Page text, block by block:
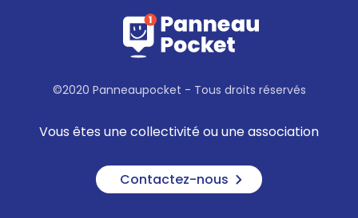
©2020 Panneaupocket - Tous droits réservés
Vous êtes une collectivité ou une association
Contactez-nous